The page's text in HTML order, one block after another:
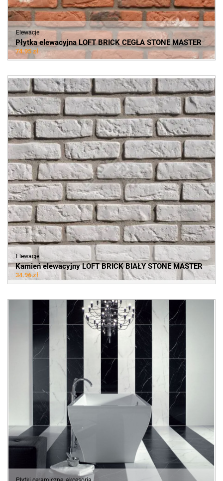
Elewacje
Płytka elewacyjna LOFT BRICK CEGŁA STONE MASTER
74.95 zł
Elewacje
Kamień elewacyjny LOFT BRICK BIAŁY STONE MASTER
34.96 zł